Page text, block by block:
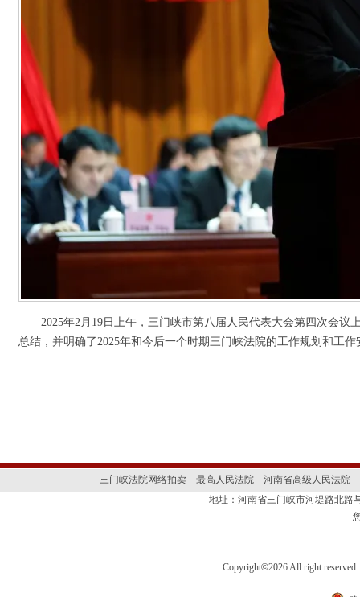
2025年2月19日上午，三门峡市第八届人民代表大会第四次会
总结，并明确了2025年和今后一个时期三门峡法院的工作规划和工作
三门峡法院网络拍卖 最高人民法院
河南省高级人民法院
地址：河南省三门峡市河堤路北
Copyright©2026 All right